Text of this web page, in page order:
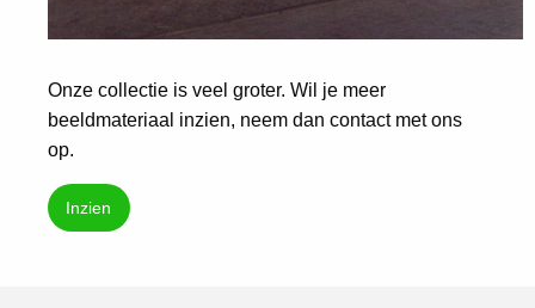
Onze collectie is veel groter. Wil je meer
beeldmateriaal inzien, neem dan contact met ons
op.
Inzien